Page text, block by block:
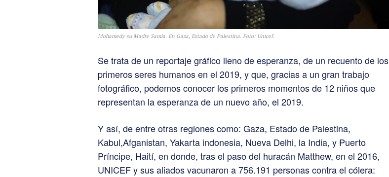
Mohamedy su Madre Samia. En Gaza, Estado de Palestina. Foto: Unicef.
Se trata de un reportaje gráfico lleno de esperanza, de un recuento de los
primeros seres humanos en el 2019, y que, gracias a un gran trabajo
fotográfico, podemos conocer los primeros momentos de 12 niños que
representan la esperanza de un nuevo año, el 2019.
Y así, de entre otras regiones como: Gaza, Estado de Palestina,
Kabul,Afganistan, Yakarta indonesia, Nueva Delhi, la India, y Puerto
Príncipe, Haití, en donde, tras el paso del huracán Matthew, en el 2016,
UNICEF y sus aliados vacunaron a 756.191 personas contra el cólera: